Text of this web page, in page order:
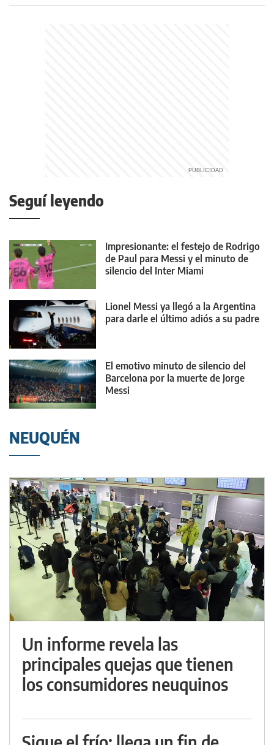
Seguí leyendo
Impresionante: el festejo de Rodrigo
de Paul para Messi y el minuto de
silencio del Inter Miami
Lionel Messi ya llegó a la Argentina
para darle el último adiós a su padre
El emotivo minuto de silencio del
Barcelona por la muerte de Jorge
Messi
NEUQUÉN
Un informe revela las
principales quejas que tienen
los consumidores neuquinos